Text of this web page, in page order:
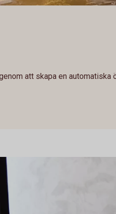
att skapa en